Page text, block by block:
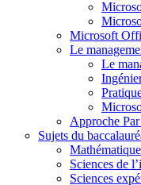
Microsoft
Le
Le
Approche
Sujets du
Sciences de
Sciences